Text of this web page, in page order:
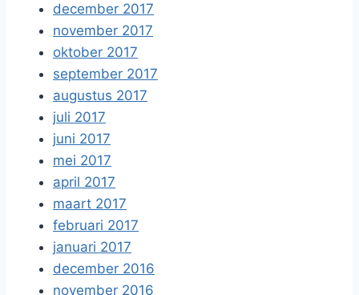
december 2017
november 2017
oktober 2017
september 2017
augustus 2017
juli 2017
juni 2017
mei 2017
april 2017
maart 2017
februari 2017
januari 2017
december 2016
november 2016